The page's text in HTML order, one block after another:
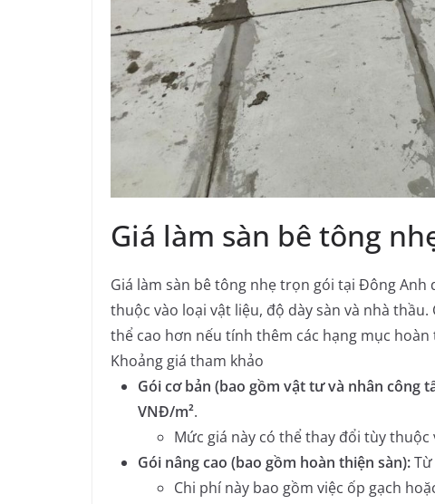
Giá làm sàn bê tông
Giá làm sàn bê tông nhẹ trọn gói tại Đông Anh
thuộc vào loại vật liệu, độ dày sàn và nhà
thể cao hơn nếu tính thêm các hạng mục
Khoảng giá tham khảo
Gói cơ bản (bao gồm vật tư và nhân công
VNĐ/m².
Mức giá này có thể thay đổi tùy
Gói nâng cao (bao gồm hoàn thiện sàn):Từ
Chi phí này bao gồm việc ốp gạch